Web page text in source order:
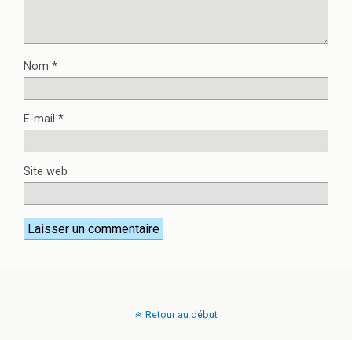
Nom *
E-mail *
Site web
Retour au début